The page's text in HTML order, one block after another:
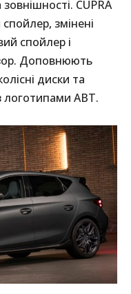
CUPRA
змінені
спойлер і
Доповнюють
диски та
логотипами ABT.